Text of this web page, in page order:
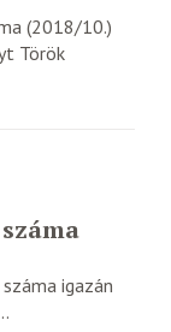
(2018/10.)
Török
igazán